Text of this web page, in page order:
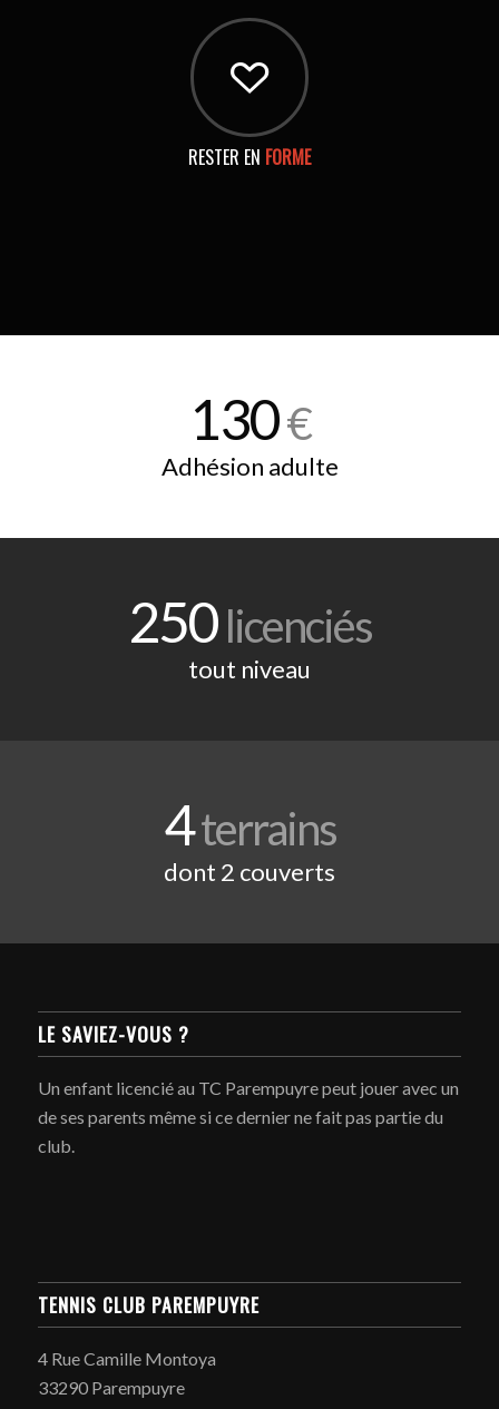
RESTER EN FORME
130€
Adhésion adulte
250licenciés
tout niveau
4terrains
dont 2 couverts
LE SAVIEZ-VOUS ?
Un enfant licencié au TC Parempuyre peut jouer avec un
de ses parents même si ce dernier ne fait pas partie du
club.
TENNIS CLUB PAREMPUYRE
4 Rue Camille Montoya
33290 Parempuyre